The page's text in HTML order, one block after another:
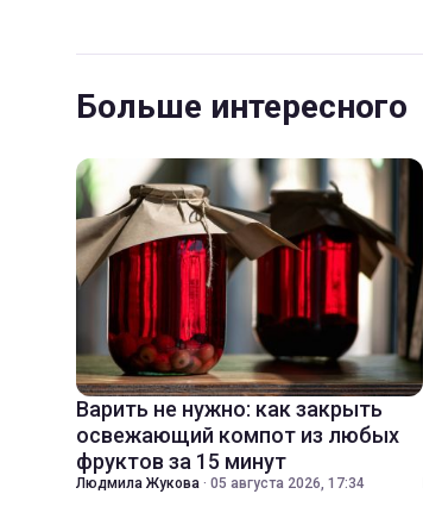
Больше интересного
Варить не нужно: как закрыть
освежающий компот из любых
фруктов за 15 минут
Людмила Жукова · 05 августа 2026, 17:34